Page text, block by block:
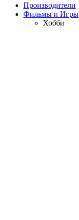
Производители
Фильмы и Игры
Хобби